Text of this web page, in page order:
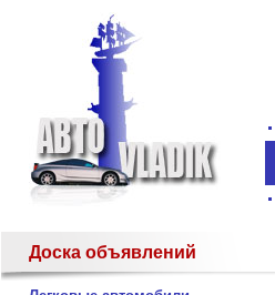
Доска объявлений